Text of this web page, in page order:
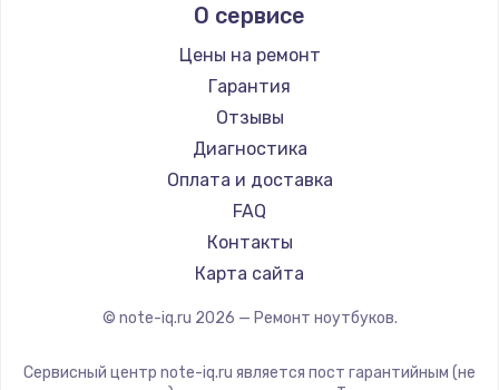
Ремонт ноутбуков Ardor
Ремонт ноутбуков Predator
Ремонт ноутбуков iru
Ремонт ноутбуков Machenike
Ремонт ноутбуков DEXP
Ремонт ноутбуков Teclast
Ремонт ноутбуков CHUWI
Ремонт ноутбуков Colorful
Alienware
Aquarius
Gigabyte
Aorus
Maibenben
Getac
Epson
Philips
LG
Thunderobot
О сервисе
Цены на ремонт
Гарантия
Отзывы
Диагностика
Оплата и доставка
FAQ
Контакты
Карта сайта
© note-iq.ru 2026 — Ремонт ноутбуков.
Сервисный центр note-iq.ru является пост гарантийным (не